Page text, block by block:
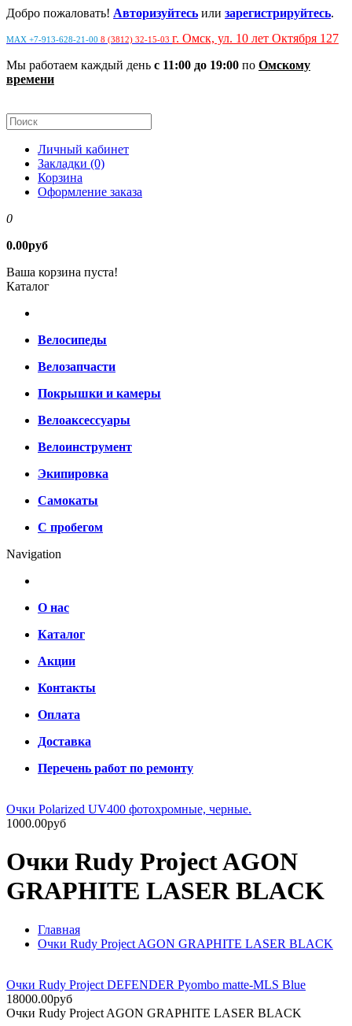
Добро пожаловать! Авторизуйтесь или зарегистрируйтесь.
MAX +7-913-628-21-00 8 (3812) 32-15-03 г. Омск, ул. 10 лет Октября 127
Мы работаем каждый день с 11:00 до 19:00 по Омскому
времени
Личный кабинет
Закладки (0)
Корзина
Оформление заказа
0
0.00руб
Ваша корзина пуста!
Каталог
Велосипеды
Велозапчасти
Покрышки и камеры
Велоаксессуары
Велоинструмент
Экипировка
Самокаты
С пробегом
Navigation
О нас
Каталог
Акции
Контакты
Оплата
Доставка
Перечень работ по ремонту
Очки Polarized UV400 фотохромные, черные.
1000.00руб
Очки Rudy Project AGON
GRAPHITE LASER BLACK
Главная
Очки Rudy Project AGON GRAPHITE LASER BLACK
Очки Rudy Project DEFENDER Pyombo matte-MLS Blue
18000.00руб
Очки Rudy Project AGON GRAPHITE LASER BLACK